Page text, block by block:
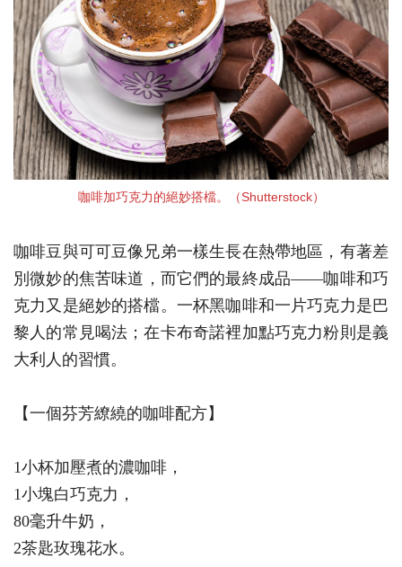
咖啡加巧克力的絕妙搭檔。（Shutterstock）
咖啡豆與可可豆像兄弟一樣生長在熱帶地區，有著差
別微妙的焦苦味道，而它們的最終成品——咖啡和巧
克力又是絕妙的搭檔。一杯黑咖啡和一片巧克力是巴
黎人的常見喝法；在卡布奇諾裡加點巧克力粉則是義
大利人的習慣。
【一個芬芳繚繞的咖啡配方】
1小杯加壓煮的濃咖啡，
1小塊白巧克力，
80毫升牛奶，
2茶匙玫瑰花水。